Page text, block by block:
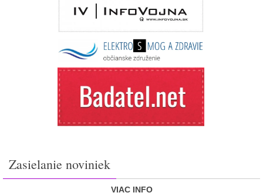
Zasielanie noviniek
VIAC INFO